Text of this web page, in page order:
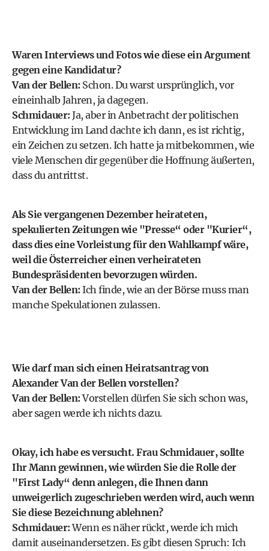
Waren Interviews und Fotos wie diese ein Argument
gegen eine Kandidatur?
Van der Bellen: Schon. Du warst ursprünglich, vor
eineinhalb Jahren, ja dagegen.
Schmidauer: Ja, aber in Anbetracht der politischen
Entwicklung im Land dachte ich dann, es ist richtig,
ein Zeichen zu setzen. Ich hatte ja mitbekommen, wie
viele Menschen dir gegenüber die Hoffnung äußerten,
dass du antrittst.
Als Sie vergangenen Dezember heirateten,
spekulierten Zeitungen wie "Presse“ oder "Kurier“,
dass dies eine Vorleistung für den Wahlkampf wäre,
weil die Österreicher einen verheirateten
Bundespräsidenten bevorzugen würden.
Van der Bellen: Ich finde, wie an der Börse muss man
manche Spekulationen zulassen.
Wie darf man sich einen Heiratsantrag von
Alexander Van der Bellen vorstellen?
Van der Bellen:Vorstellen dürfen Sie sich schon was,
aber sagen werde ich nichts dazu.
Okay, ich habe es versucht. Frau Schmidauer, sollte
Ihr Mann gewinnen, wie würden Sie die Rolle der
"First Lady“ denn anlegen, die Ihnen dann
unweigerlich zugeschrieben werden wird, auch wenn
Sie diese Bezeichnung ablehnen?
Schmidauer:Wenn es näher rückt, werde ich mich
damit auseinandersetzen. Es gibt diesen Spruch: Ich